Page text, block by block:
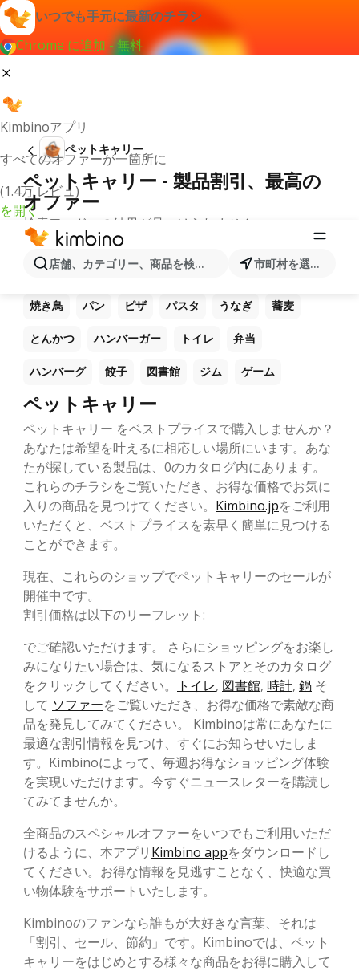
いつでも手元に最新のチラシ
Chrome に追加 - 無料
Kimbinoアプリ
すべてのオファーが一箇所に
(1.4万 レビュ)
を開く
店舗、カテゴリー、商品を検索... 市町村を選択します
ペットキャリー
ペットキャリー - 製品割引、最高の
オファー
検索ワードへの結果が見つけられません。
他のお気に入り製品
ラーメン コーヒー ご飯 電卓
焼き鳥 パン ピザ パスタ うなぎ 蕎麦
とんかつ ハンバーガー トイレ 弁当
ハンバーグ 餃子 図書館 ジム ゲーム
ペットキャリー
ペットキャリー をベストプライスで購入しませんか？
あなたは希望を叶えるに相応しい場所にいます。あな
たが探している製品は、0のカタログ内にあります。
これらのチラシをご覧いただき、お得な価格でお気に
入りの商品を見つけてください。 Kimbino.jpをご利用
いただくと、ベストプライスを素早く簡単に見つける
ことができます。
現在、これらのショップでペットキャリーのセールが
開催中です。
割引価格は以下のリーフレット:
でご確認いただけます。 さらにショッピングをお楽し
みになりたい場合は、気になるストアとそのカタログ
をクリックしてください。
トイレ, 図書館, 時計, 鍋 そ
して ソファーをご覧いただき、お得な価格で素敵な商
品を発見してみてください。 Kimbinoは常にあなたに
最適な割引情報を見つけ、すぐにお知らせいたしま
す。Kimbinoによって、毎週お得なショッピング体験
を実現いただけます。今すぐニュースレターを購読し
てみてませんか。
全商品のスペシャルオファーをいつでもご利用いただ
けるように、本アプリ Kimbino appをダウンロードし
てください。お得な情報を見逃すことなく、快適な買
い物体験をサポートいたします。
Kimbinoのファンなら誰もが大好きな言葉、それは
「割引、セール、節約」です。Kimbinoでは、ペット
キャリーをはじめとする様々な商品をお得に購入して